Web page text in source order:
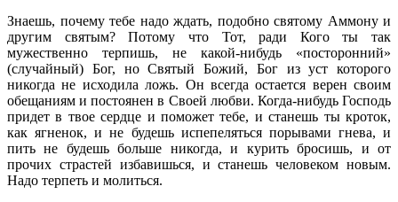
Знаешь, почему тебе надо ждать, подобно святому Аммону и
другим святым? Потому что Тот, ради Кого ты так
мужественно терпишь, не какой-нибудь «посторонний»
(случайный) Бог, но Святый Божий, Бог из уст которого
никогда не исходила ложь. Он всегда остается верен своим
обещаниям и постоянен в Своей любви. Когда-нибудь Господь
придет в твое сердце и поможет тебе, и станешь ты кроток,
как ягненок, и не будешь испепеляться порывами гнева, и
пить не будешь больше никогда, и курить бросишь, и от
прочих страстей избавишься, и станешь человеком новым.
Надо терпеть и молиться.